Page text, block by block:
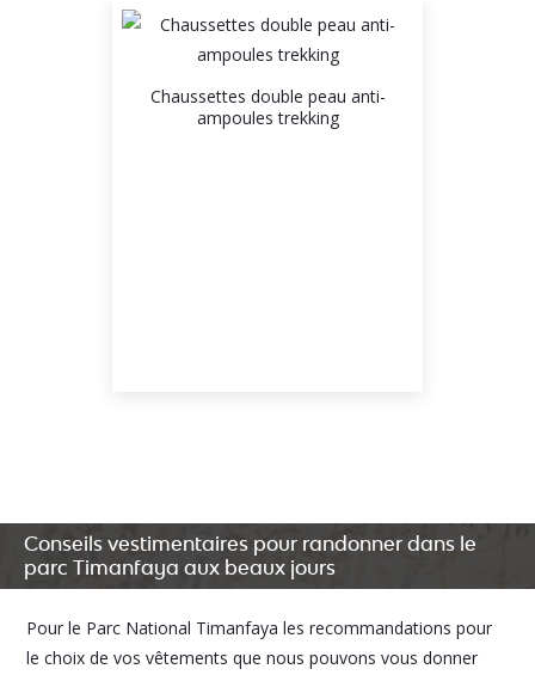
Chaussettes double peau anti-
ampoules trekking
Conseils vestimentaires pour randonner dans le
parc Timanfaya aux beaux jours
Pour le Parc National Timanfaya les recommandations pour
le choix de vos vêtements que nous pouvons vous donner